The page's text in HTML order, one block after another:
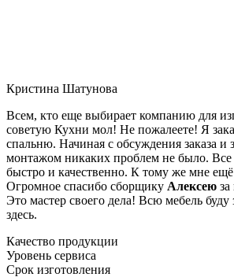
Кристина Шатунова
Всем, кто еще выбирает компанию для
советую Кухни мол! Не пожалеете! Я
спальню. Начиная с обсуждения заказа и
монтажом никаких проблем не было. Все
быстро и качественно. К тому же мне
Огромное спасибо сборщику Алексею
Это мастер своего дела! Всю мебель буду
здесь.
Качество продукции
Уровень сервиса
Срок изготовления